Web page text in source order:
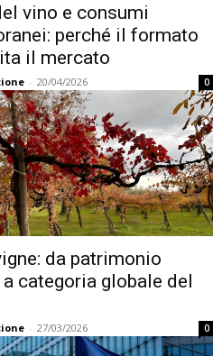
vino e consumi
perché il formato
il mercato
- 20/04/2026 0
da patrimonio
categoria globale del
- 27/03/2026 0